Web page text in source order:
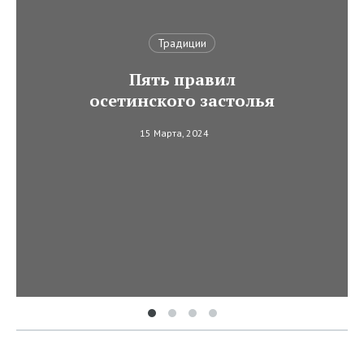
Традиции
Пять правил
осетинского застолья
15 Марта, 2024